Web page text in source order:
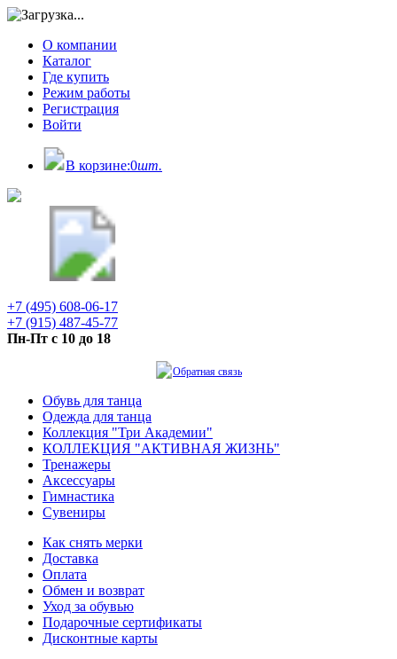
О компании
Каталог
Где купить
Режим работы
Регистрация
Войти
В корзине:0шт.
+7 (495) 608-06-17
+7 (915) 487-45-77
Пн-Пт с 10 до 18
Обратная связь
Обувь для танца
Одежда для танца
Коллекция "Три Академии"
КОЛЛЕКЦИЯ "АКТИВНАЯ ЖИЗНЬ"
Тренажеры
Аксессуары
Гимнастика
Сувениры
Как снять мерки
Доставка
Оплата
Обмен и возврат
Уход за обувью
Подарочные сертификаты
Дисконтные карты